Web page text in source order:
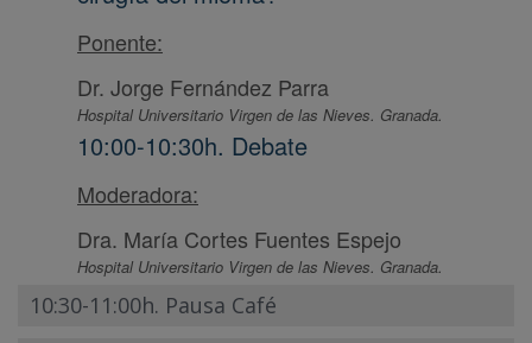
Ponente:
Dr. Jorge Fernández Parra
Hospital Universitario Virgen de las Nieves. Granada.
10:00-10:30h. Debate
Moderadora:
Dra. María Cortes Fuentes Espejo
Hospital Universitario Virgen de las Nieves. Granada.
10:30-11:00h. Pausa Café